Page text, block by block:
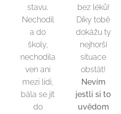
stavu.
Nechodil
a do
školy,
nechodila
ven ani
mezi lidi,
bála se jít
do
bez léků!
Díky tobě
dokážu ty
nejhorší
situace
obstát!
Nevím
jestli si to
uvědom